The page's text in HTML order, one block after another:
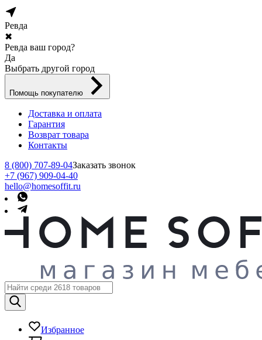
Ревда
✖
Ревда ваш город?
Да
Выбрать другой город
Помощь покупателю
Доставка и оплата
Гарантия
Возврат товара
Контакты
8 (800) 707-89-04Заказать звонок
+7 (967) 909-04-40
hello@homesoffit.ru
Избранное